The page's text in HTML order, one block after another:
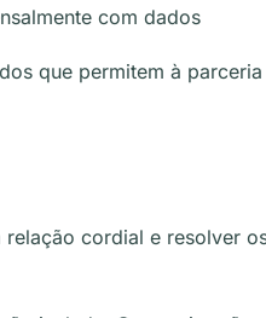
com dados
que permitem à
cordial e resolver